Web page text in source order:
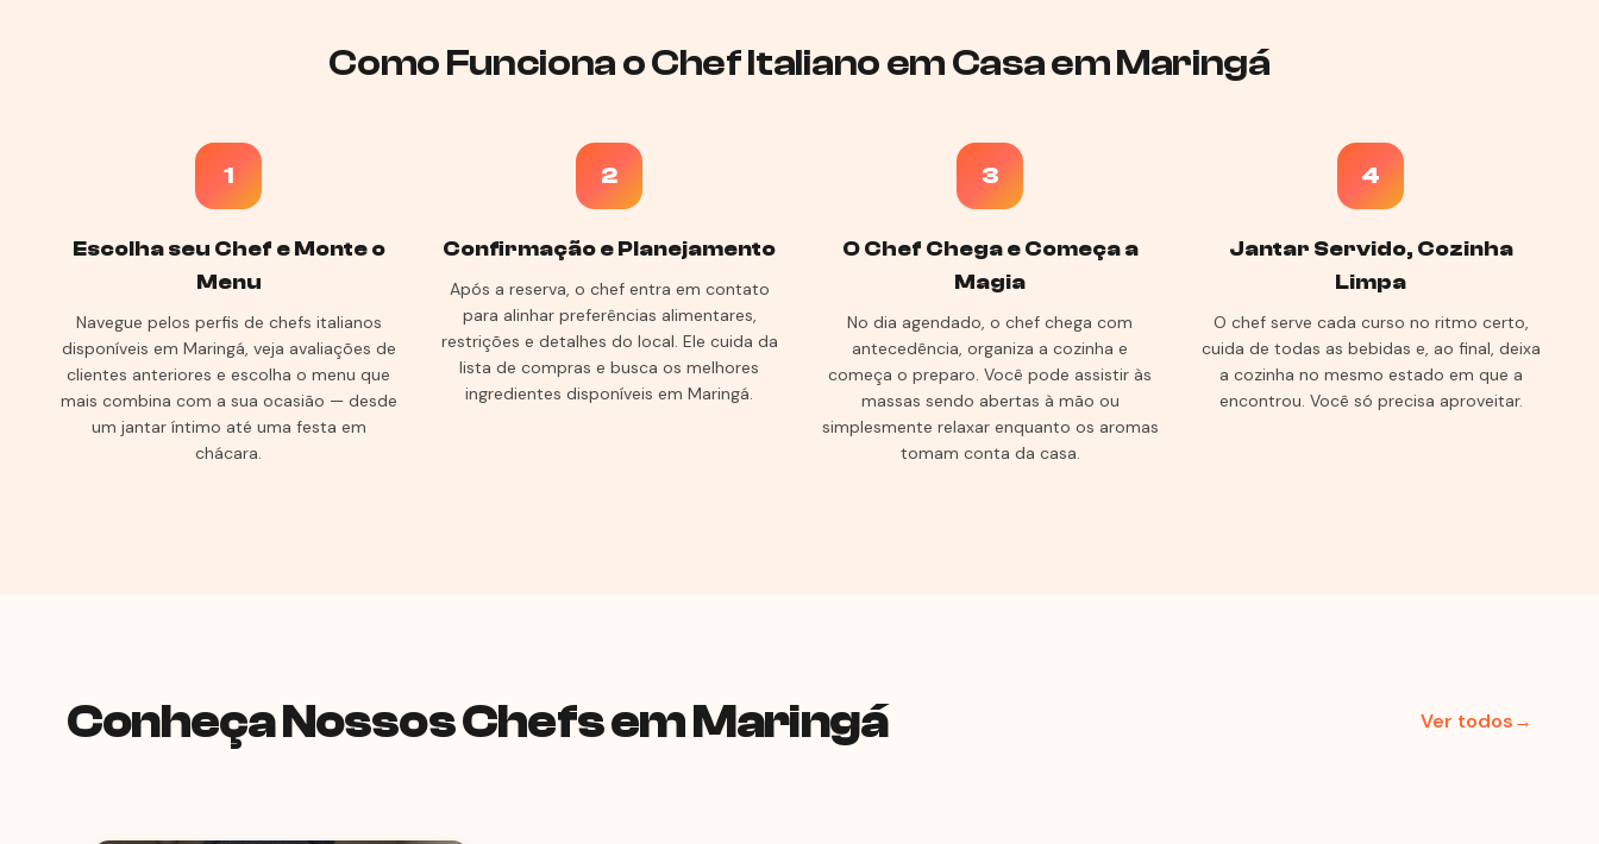
Como Funciona o Chef Italiano em Casa em Maringá
1
Escolha seu Chef e Monte o
Menu
Navegue pelos perfis de chefs italianos
disponíveis em Maringá, veja avaliações de
clientes anteriores e escolha o menu que
mais combina com a sua ocasião — desde
um jantar íntimo até uma festa em
chácara.
2
Confirmação e Planejamento
Após a reserva, o chef entra em contato
para alinhar preferências alimentares,
restrições e detalhes do local. Ele cuida da
lista de compras e busca os melhores
ingredientes disponíveis em Maringá.
3
O Chef Chega e Começa a
Magia
No dia agendado, o chef chega com
antecedência, organiza a cozinha e
começa o preparo. Você pode assistir às
massas sendo abertas à mão ou
simplesmente relaxar enquanto os aromas
tomam conta da casa.
4
Jantar Servido, Cozinha
Limpa
O chef serve cada curso no ritmo certo,
cuida de todas as bebidas e, ao final, deixa
a cozinha no mesmo estado em que a
encontrou. Você só precisa aproveitar.
Conheça Nossos Chefs em Maringá Ver todos→